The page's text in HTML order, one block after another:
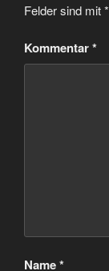
Felder sind mit*
Kommentar*
Name*